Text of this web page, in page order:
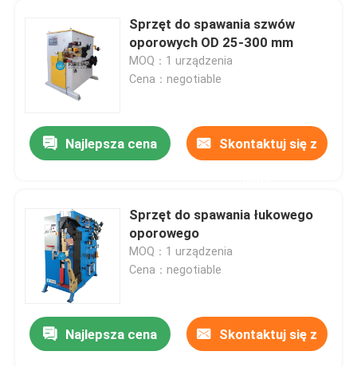
Sprzęt do spawania szwów
oporowych OD 25-300 mm
MOQ：1 urządzenia
Cena：negotiable
Najlepsza cena Skontaktuj się z
Sprzęt do spawania łukowego
oporowego
MOQ：1 urządzenia
Cena：negotiable
Najlepsza cena Skontaktuj się z